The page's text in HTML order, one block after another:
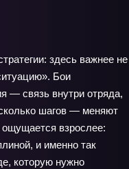
здесь важнее не
Бои
— связь внутри отряда,
шагов — меняют
ощущается взрослее:
и именно так
которую нужно